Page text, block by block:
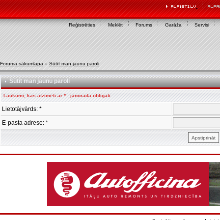
Reģistrēties Meklēt Forums Garāža Servisi
Foruma sākumlapa » Sūtīt man jaunu paroli
Sūtīt man jaunu paroli
Laukumi, kas atzīmēti ar * , jānorāda obligāti.
Lietotājvārds: *
E-pasta adrese: *